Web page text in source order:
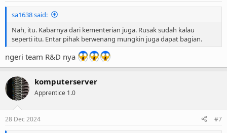
sa1638 said:
Nah, itu. Kabarnya dari kementerian juga. Rusak sudah kalau
seperti itu. Entar pihak berwenang mungkin juga dapat bagian.
ngeri team R&D nya
komputerserver
Apprentice 1.0
28 Dec 2024 #7